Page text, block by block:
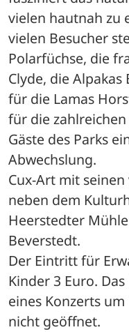
vielen hautnah zu
vielen Besucher
Polarfüchse, die
Clyde, die
für die Lamas
für die
Gäste des Parks
Abwechslung.
Cux-Art mit
neben dem
Heerstedter
Beverstedt.
Der Eintritt für
Kinder 3 Euro.
eines Konzerts
nicht geöffnet.